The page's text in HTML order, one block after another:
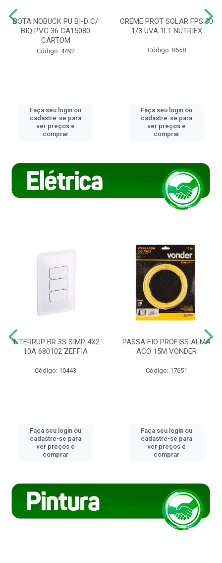
BOTA NOBUCK PU BI-D C/
BIQ PVC 36 CA15080
CARTOM
Código: 4492
Faça seu login ou
cadastre-se para
ver preços e
comprar
CREME PROT SOLAR FPS 30
1/3 UVA 1LT NUTRIEX
Código: 8558
Faça seu login ou
cadastre-se para
ver preços e
comprar
INTERRUP BR 3S SIMP 4X2
10A 680102 ZEFFIA
Código: 10443
Faça seu login ou
cadastre-se para
ver preços e
comprar
PASSA FIO PROFISS ALMA
ACO 15M VONDER
Código: 17651
Faça seu login ou
cadastre-se para
ver preços e
comprar